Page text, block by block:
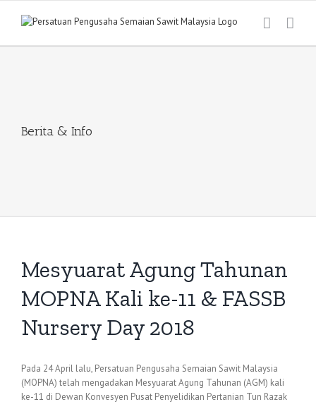
Berita & Info
Mesyuarat Agung Tahunan
MOPNA Kali ke-11 & FASSB
Nursery Day 2018
Pada 24 April lalu, Persatuan Pengusaha Semaian Sawit Malaysia
(MOPNA) telah mengadakan Mesyuarat Agung Tahunan (AGM) kali
ke-11 di Dewan Konvesyen Pusat Penyelidikan Pertanian Tun Razak